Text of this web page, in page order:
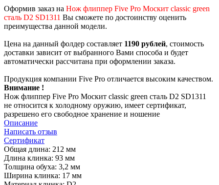
Оформив заказ на Нож флиппер Five Pro Москит classic green
сталь D2 SD1311 Вы сможете по достоинству оценить
преимущества данной модели.
Цена на данный фолдер составляет 1190 рублей, стоимость
доставки зависит от выбранного Вами способа и будет
автоматически рассчитана при оформлении заказа.
Продукция компании Five Pro отличается высоким качеством.
Внимание !
Нож флиппер Five Pro Москит classic green сталь D2 SD1311
не относится к холодному оружию, имеет сертификат,
разрешено его свободное хранение и ношение
Описание
Написать отзыв
Сертификат
Общая длина: 212 мм
Длина клинка: 93 мм
Толщина обуха: 3,2 мм
Ширина клинка: 17 мм